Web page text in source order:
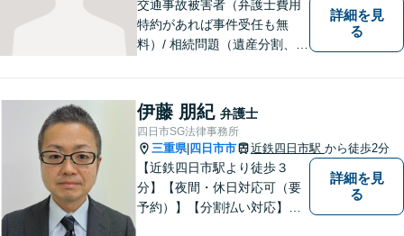
交通事故被害者（弁護士費用
特約があれば事件受任も無
料）/ 相続問題（遺産分割、遺
さい。
詳細を見
る
伊藤 朋紀 弁護士
四日市SG法律事務所
三重県| 四日市市 近鉄四日市駅 から徒歩2分
【近鉄四日市駅より徒歩３
分】【夜間・休日対応可（要
予約）】【分割払い対応】
詳細を見
る